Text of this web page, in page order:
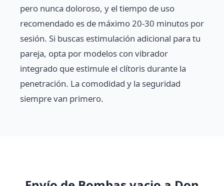
pero nunca doloroso, y el tiempo de uso
recomendado es de máximo 20-30 minutos por
sesión. Si buscas estimulación adicional para tu
pareja, opta por modelos con vibrador
integrado que estimule el clítoris durante la
penetración. La comodidad y la seguridad
siempre van primero.